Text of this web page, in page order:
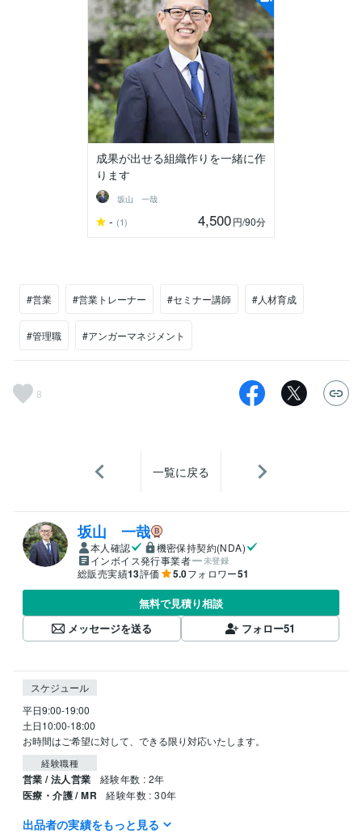
成果が出せる組織作りを一緒に作
ります
坂山 一哉
- (1) 4,500円/90分
#営業 #営業トレーナー #セミナー講師 #人材育成
#管理職 #アンガーマネジメント
8
一覧に戻る
坂山 一哉
本人確認
機密保持契約(NDA)
インボイス発行事業者
未登録
総販売実績13評価 5.0フォロワー51
無料で見積り相談
メッセージを送る
フォロー51
スケジュール
平日9:00-19:00
土日10:00-18:00
お時間はご希望に対して、できる限り対応いたします。
経験職種
営業 / 法人営業 経験年数 : 2年
医療・介護 / MR 経験年数 : 30年
職歴
出品者の実績をもっと見る